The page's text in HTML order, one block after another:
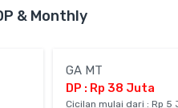
& Monthly
GA MT
DP : Rp 38 Juta
Cicilan mulai dari : Rp 5